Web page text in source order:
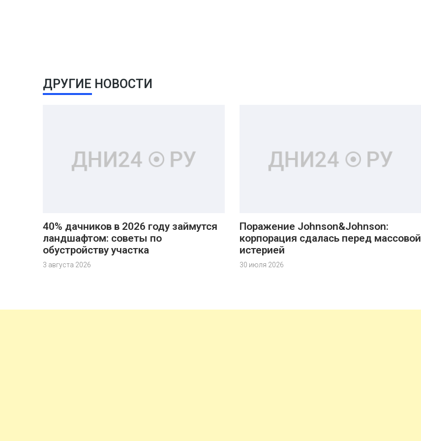
ДРУГИЕ НОВОСТИ
40% дачников в 2026 году займутся
ландшафтом: советы по
обустройству участка
3 августа 2026
Поражение Johnson&Johnson:
корпорация сдалась перед массовой
истерией
30 июля 2026